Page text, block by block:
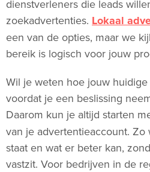
dienstverleners die leads
zoekadvertenties. Lokaal
een van de opties, maar we
bereik is logisch voor jouw
Wil je weten hoe jouw
voordat je een beslissing
Daarom kun je altijd starten
van je advertentieaccount.
staat en wat er beter kan,
vastzit. Voor bedrijven in de